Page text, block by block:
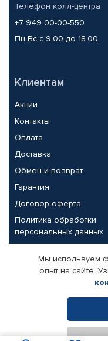
Телефон колл-центра
+7 949 00-00-550
Пн-Вс с 9.00 до 18.00
Клиентам
Акции
Контакты
Оплата
Доставка
Обмен и возврат
Гарантия
Договор-оферта
Политика обработки
персональных данных
Партнерам
Корпоративным
Поставщикам
Мы используем
опыт на сайте.